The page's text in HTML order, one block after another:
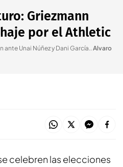
Griezmann
por el Athletic
Unai Núñez y Dani García..Alvaro
celebren las elecciones